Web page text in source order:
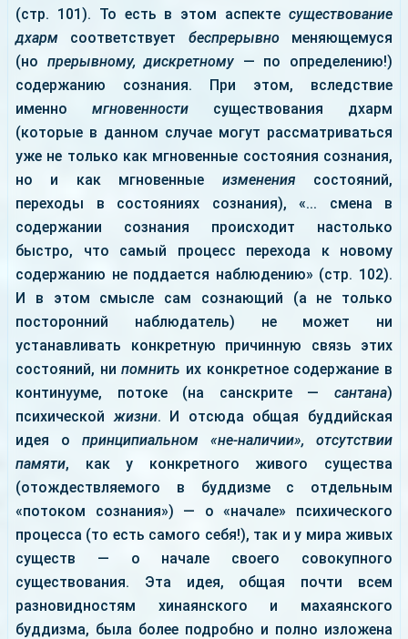
(стр. 101). То есть в этом аспекте существование
дхарм соответствует беспрерывноменяющемуся
(но прерывному, дискретному — по определению!)
содержанию сознания. При этом, вследствие
именно мгновенности существования дхарм
(которые в данном случае могут рассматриваться
уже не только как мгновенные состояния сознания,
но и как мгновенные изменениясостояний,
переходы в состояниях сознания), «... смена в
содержании сознания происходит настолько
быстро, что самый процесс перехода к новому
содержанию не поддается наблюдению» (стр. 102).
И в этом смысле сам сознающий (а не только
посторонний наблюдатель) не может ни
устанавливать конкретную причинную связь этих
состояний, нипомнить их конкретное содержание в
континууме, потоке (на санскрите — сантана)
психическойжизни. И отсюда общая буддийская
идея о принципиальном «не-наличии», отсутствии
памяти, как у конкретного живого существа
(отождествляемого в буддизме с отдельным
«потоком сознания») — о «начале» психического
процесса (то есть самого себя!), так и у мира живых
существ — о начале своего совокупного
существования. Эта идея, общая почти всем
разновидностям хинаянского и махаянского
буддизма, была более подробно и полно изложена